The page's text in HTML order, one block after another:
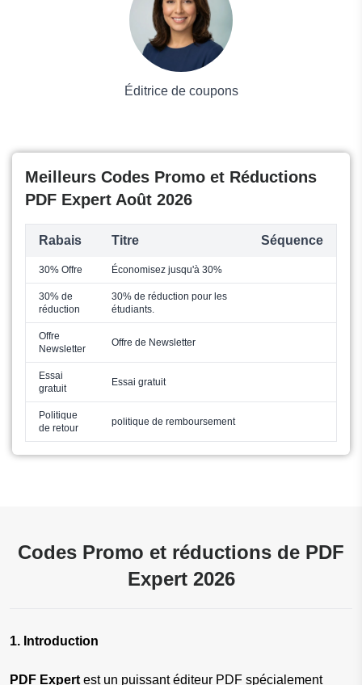
Éditrice de coupons
Meilleurs Codes Promo et Réductions
PDF Expert Août 2026
Rabais Titre Séquence
30% Offre Économisez jusqu'à 30%
30% de
réduction
30% de réduction pour les
étudiants.
Offre
Newsletter
Offre de Newsletter
Essai
gratuit
Essai gratuit
Politique
de retour
politique de remboursement
Codes Promo et réductions de PDF
Expert 2026
1. Introduction
PDF Expert est un puissant éditeur PDF spécialement